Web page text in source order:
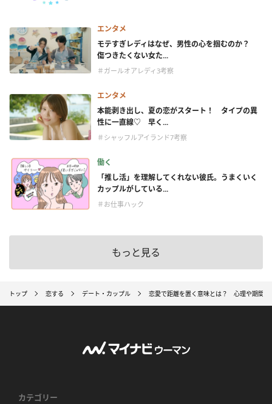
エンタメ
モテすぎレディはなぜ、男性の心を掴むのか？
傷つきたくない女た...
＃ガールオアレディ3考察
エンタメ
本能剥き出し、夏の恋がスタート！ タイプの異
性に一直線♡ 早く...
＃シャッフルアイランド7考察
働く
「推し活」を理解してくれない彼氏。うまくいく
カップルがしている...
＃お仕事ハック
もっと見る
トップ 恋する デート・カップル 恋愛で距離を置く意味とは？ 心理や期間を
カテゴリー